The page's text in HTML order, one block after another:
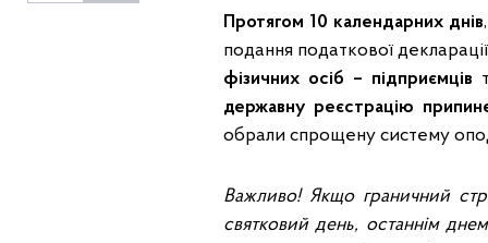
Протягом 10 календарних днів
подання податкової
фізичних осіб – підприємців
державну реєстрацію
обрали спрощену систему
Важливо! Якщо граничний
святковий день, останнім